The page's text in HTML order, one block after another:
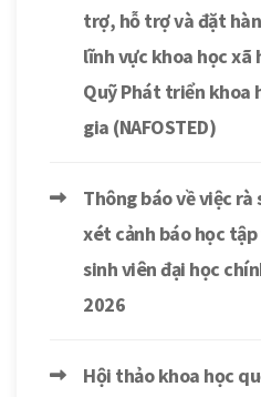
trợ, hỗ trợ và đặt
lĩnh vực khoa học xã
Quỹ Phát triển khoa
gia (NAFOSTED)
Thông báo về việc
xét cảnh báo học
sinh viên đại học
2026
Hội thảo khoa học